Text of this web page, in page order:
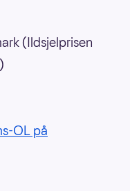
(Ildsjelprisen
OL på